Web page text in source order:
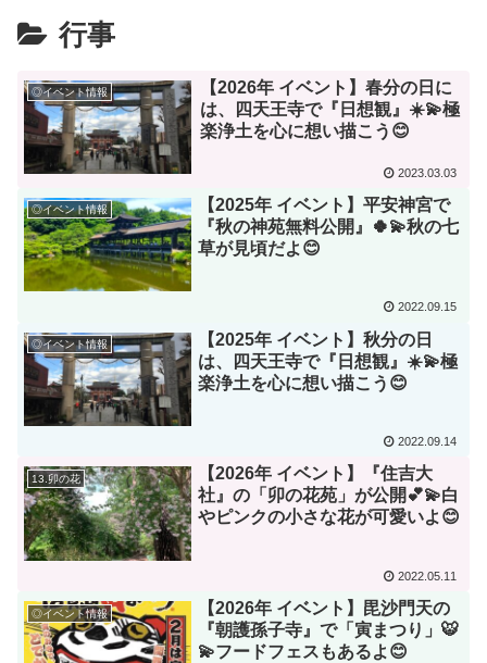
行事
◎イベント情報
【2026年 イベント】春分の日に
は、四天王寺で『日想観』☀️💫極
楽浄土を心に想い描こう😊
2023.03.03
◎イベント情報
【2025年 イベント】平安神宮で
『秋の神苑無料公開』🍀💫秋の七
草が見頃だよ😊
2022.09.15
◎イベント情報
【2025年 イベント】秋分の日
は、四天王寺で『日想観』☀️💫極
楽浄土を心に想い描こう😊
2022.09.14
13.卯の花
【2026年 イベント】『住吉大
社』の「卯の花苑」が公開💕💫白
やピンクの小さな花が可愛いよ😊
2022.05.11
◎イベント情報
【2026年 イベント】毘沙門天の
『朝護孫子寺』で「寅まつり」🐯
💫フードフェスもあるよ😊